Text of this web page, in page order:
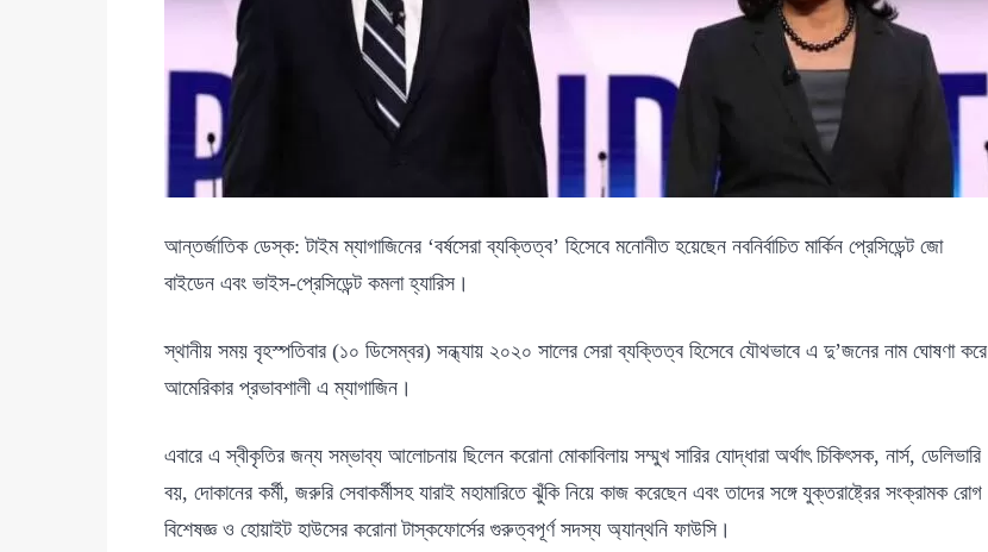
আন্তর্জাতিক ডেস্ক: টাইম ম্যাগাজিনের ‘বর্ষসেরা ব্যক্তিত্ব’ হিসেবে মনোনীত হয়েছেন নবনির্বাচিত মার্কিন প্রেসিডেন্ট জো
বাইডেন এবং ভাইস-প্রেসিডেন্ট কমলা হ্যারিস।
স্থানীয় সময় বৃহস্পতিবার (১০ ডিসেম্বর) সন্ধ্যায় ২০২০ সালের সেরা ব্যক্তিত্ব হিসেবে যৌথভাবে এ দু’জনের নাম ঘোষণা করে
আমেরিকার প্রভাবশালী এ ম্যাগাজিন।
এবারে এ স্বীকৃতির জন্য সম্ভাব্য আলোচনায় ছিলেন করোনা মোকাবিলায় সম্মুখ সারির যোদ্ধারা অর্থাৎ চিকিৎসক, নার্স, ডেলিভারি
বয়, দোকানের কর্মী, জরুরি সেবাকর্মীসহ যারাই মহামারিতে ঝুঁকি নিয়ে কাজ করেছেন এবং তাদের সঙ্গে যুক্তরাষ্ট্রের সংক্রামক রোগ
বিশেষজ্ঞ ও হোয়াইট হাউসের করোনা টাস্কফোর্সের গুরুত্বপূর্ণ সদস্য অ্যান্থনি ফাউসি।